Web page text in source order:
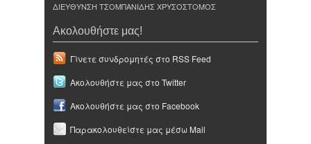
ΔΙΕΥΘΥΝΣΗ ΤΣΟΜΠΑΝΙΔΗΣ ΧΡΥΣΟΣΤΟΜΟΣ
Ακολουθήστε μας!
Γίνετε συνδρομητές στο RSS Feed
Ακολουθήστε μας στο Twitter
Ακολουθήστε μας στο Facebook
Παρακολουθείστε μας μέσω Mail